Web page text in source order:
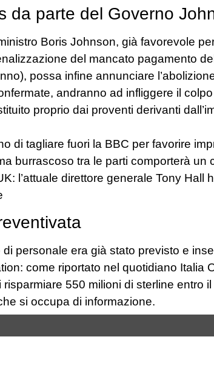
da parte del Governo
Boris Johnson, già favorevole
del mancato pagamento
possa infine annunciare
andranno ad infliggere il
proprio dai proventi derivanti
di tagliare fuori la BBC per favorire
burrascoso tra le parti comporterà un
l’attuale direttore generale Tony Hall
personale era già stato previsto e
come riportato nel quotidiano Italia
550 milioni di sterline entro
si occupa di informazione.